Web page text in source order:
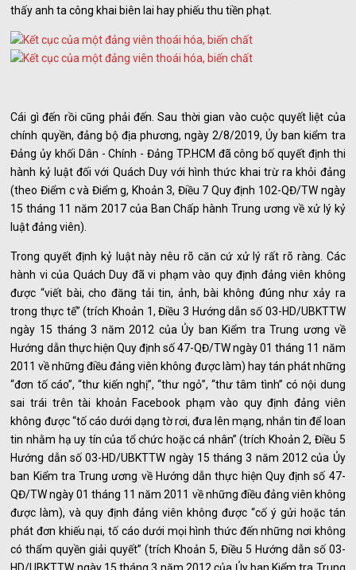
thấy anh ta công khai biên lai hay phiếu thu tiền phạt.
Cái gì đến rồi cũng phải đến. Sau thời gian vào cuộc quyết liệt của
chính quyền, đảng bộ địa phương, ngày 2/8/2019, Ủy ban kiểm tra
Đảng ủy khối Dân - Chính - Đảng TP.HCM đã công bố quyết định thi
hành kỷ luật đối với Quách Duy với hình thức khai trừ ra khỏi đảng
(theo Điểm c và Điểm g, Khoản 3, Điều 7 Quy định 102-QĐ/TW ngày
15 tháng 11 năm 2017 của Ban Chấp hành Trung ương về xử lý kỷ
luật đảng viên).
Trong quyết định kỷ luật này nêu rõ căn cứ xử lý rất rõ ràng. Các
hành vi của Quách Duy đã vi phạm vào quy định đảng viên không
được “viết bài, cho đăng tải tin, ảnh, bài không đúng như xảy ra
trong thực tế” (trích Khoản 1, Điều 3 Hướng dẫn số 03-HD/UBKTTW
ngày 15 tháng 3 năm 2012 của Ủy ban Kiểm tra Trung ương về
Hướng dẫn thực hiện Quy định số 47-QĐ/TW ngày 01 tháng 11 năm
2011 về những điều đảng viên không được làm) hay tán phát những
“đơn tố cáo”, “thư kiến nghị”, “thư ngỏ”, “thư tâm tình” có nội dung
sai trái trên tài khoản Facebook phạm vào quy định đảng viên
không được “tố cáo dưới dạng tờ rơi, đưa lên mạng, nhắn tin để loan
tin nhằm hạ uy tín của tổ chức hoặc cá nhân” (trích Khoản 2, Điều 5
Hướng dẫn số 03-HD/UBKTTW ngày 15 tháng 3 năm 2012 của Ủy
ban Kiểm tra Trung ương về Hướng dẫn thực hiện Quy định số 47-
QĐ/TW ngày 01 tháng 11 năm 2011 về những điều đảng viên không
được làm), và quy định đảng viên không được “cố ý gửi hoặc tán
phát đơn khiếu nại, tố cáo dưới mọi hình thức đến những nơi không
có thẩm quyền giải quyết” (trích Khoản 5, Điều 5 Hướng dẫn số 03-